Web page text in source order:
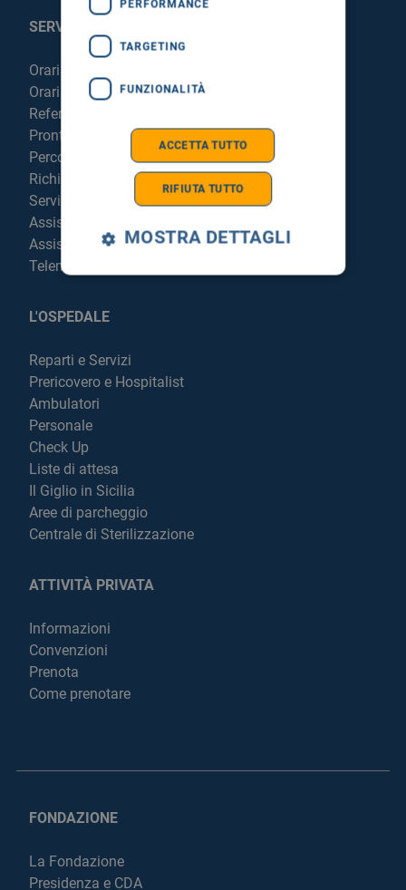
SERVIZI AL PAZIENTE
Orari sportelli
Orari visite
Referti online
Pronto Soccorso
Percorso chirurgico live
Richiedi la cartella clinica
Servizi per degenti e visitatori
Assistenza Religiosa
Assistenza Stranieri
Telemedicina
L'OSPEDALE
Reparti e Servizi
Prericovero e Hospitalist
Ambulatori
Personale
Check Up
Liste di attesa
Il Giglio in Sicilia
Aree di parcheggio
Centrale di Sterilizzazione
ATTIVITÀ PRIVATA
Informazioni
Convenzioni
Prenota
Come prenotare
FONDAZIONE
La Fondazione
Presidenza e CDA
PERFORMANCE
TARGETING
FUNZIONALITÀ
ACCETTA TUTTO
RIFIUTA TUTTO
MOSTRA DETTAGLI